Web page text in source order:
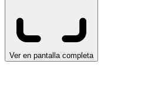
Ver en pantalla completa